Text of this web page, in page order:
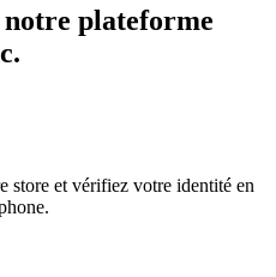
plateforme
store et vérifiez votre identité en